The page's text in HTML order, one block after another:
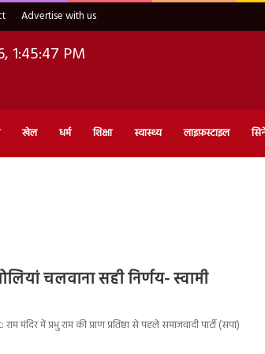
Advertise with us
1:45:48 PM
खेल धर्म शिक्षा स्वास्थ्य लाइफ़स्टाइल
चलवाना सही निर्णय- स्वामी
में प्रभु राम की प्राण प्रतिष्ठा से पहले समाजवादी पार्टी (सपा)